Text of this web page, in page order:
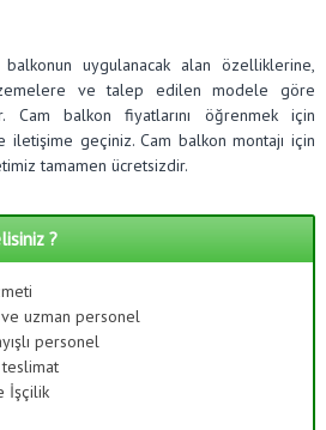
uygulanacak alan özelliklerine,
ve talep edilen modele göre
Cam balkon fiyatlarını öğrenmek için
iletişime geçiniz. Cam balkon montajı için
tamamen ücretsizdir.
?
uzman personel
personel
teslimat
İşçilik